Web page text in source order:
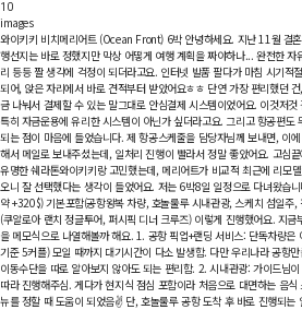
10
images
와이키키 비치메리어트 (Ocean Front) 6박안녕하세요. 지난 11월 결
행선지는 바로 정했지만 막상 어떻게 여행 계획을 짜야하나... 완전한
리 등등 짤 생각에 걱정이 되더라고요. 인터넷 발품 팔다가 마침 시기적
되어, 앉은 자리에서 바로 견적부터 받았어요ㅎㅎ 단연 가장 편리했던
금 나눠서 결제할 수 있는 말그대로 안심결제 시스템이었어요. 이것저
특히 자금운용에 유리한 시스템이 아닌가 싶더라고요. 그리고 항공편
되는 점이 마음에 들었습니다. 제 항공스케줄을 담당자님께 보내면, 이
해서 메일로 보내주셨는데, 일처리 진행이 빨라서 정말 좋았어요. 고심
유명한 쉐라톤와이키키랑 고민했는데, 메리어트가 비교적 최근에 리모
오니 잘 선택했다는 생각이 들었어요. 저는 6박8일 일정으로 다녀왔습
약 +320$) 기본포함(공항왕복 차량, 호놀룰루 시내관광, 스케치 섬일주
(쿠알로아 랜치 정글투어, 퍼시픽 디너 크루즈) 이렇게 진행했어요. 지
을 메모식으로 나열해볼까 해요. 1. 공항 픽업+랜딩 서비스: 단독차량은
기준 5커플) 모일 때까지 대기시간이 다소 발생함. 다만 우리나라 공항
이동수단을 따로 알아보지 않아도 되는 편리함. 2. 시내관광: 가이드님
따라 진행해주심. 게다가 현지식 점심 포함이라 처음으로 대면하는 음
뉴를 정할 때 도움이 되었음✌️ 단, 호놀룰루 공항 도착 후 바로 진행되는